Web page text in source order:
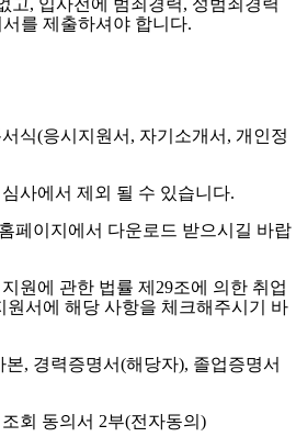
고, 입사전에 범죄경력, 성범죄경력
를 제출하셔야 합니다.
식(응시지원서 , 자기소개서 , 개인정
사에서 제외 될 수 있습니다.
페이지에서 다운로드 받으시길 바랍
원에 관한 법률 제 29조에 의한 취업
원서에 해당 사항을 체크해주시기 바
본, 경력증명서(해당자), 졸업증명서
회 동의서 2부(전자동의 )